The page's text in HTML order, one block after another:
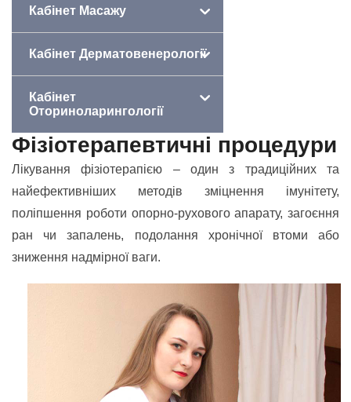
Кабінет Масажу
Кабінет Дерматовенерології
Кабінет
Оториноларингології
Фізіотерапевтичні процедури
Лікування фізіотерапією – один з традиційних та
найефективніших методів зміцнення імунітету,
поліпшення роботи опорно-рухового апарату, загоєння
ран чи запалень, подолання хронічної втоми або
зниження надмірної ваги.